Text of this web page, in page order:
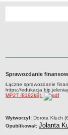
Szkoły
Szkoły
Inne placówki
PRACA W
PRZETARGI
SPRAWOZDANIA
Sprawozdanie
Łączne sprawozdanie
https://
MP27 (8192kB)
metryczka
Wytworzył: Dorota Kluch
Opublikował: Jolanta